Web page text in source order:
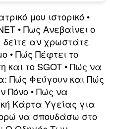
μου ιστορικό •
•Πως Ανεβαίνει ο
αν χρωστάτε
•Πώς Πέφτει το
και το SGOT •Πώς να
Πώς Φεύγουν και Πώς
Πόνο •Πώς να
Κάρτα Υγείας για
να σπουδάσω στο